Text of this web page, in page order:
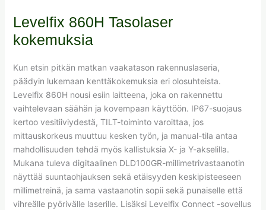
Levelfix 860H Tasolaser
kokemuksia
Kun etsin pitkän matkan vaakatason rakennuslaseria,
päädyin lukemaan kenttäkokemuksia eri olosuhteista.
Levelfix 860H nousi esiin laitteena, joka on rakennettu
vaihtelevaan säähän ja kovempaan käyttöön. IP67-suojaus
kertoo vesitiiviydestä, TILT-toiminto varoittaa, jos
mittauskorkeus muuttuu kesken työn, ja manual-tila antaa
mahdollisuuden tehdä myös kallistuksia X- ja Y-akselilla.
Mukana tuleva digitaalinen DLD100GR-millimetrivastaanotin
näyttää suuntaohjauksen sekä etäisyyden keskipisteeseen
millimetreinä, ja sama vastaanotin sopii sekä punaiselle että
vihreälle pyörivälle laserille. Lisäksi Levelfix Connect -sovellus